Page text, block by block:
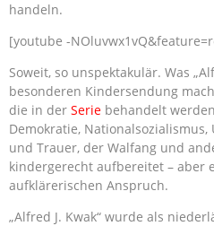
handeln.
[youtube -
Soweit, so unspektakulär. Was
besonderen Kindersendung
die in der Serie behandelt
Demokratie, Nationalsozialismus,
und Trauer, der Walfang und
kindergerecht aufbereitet – aber
aufklärerischen Anspruch.
„Alfred J. Kwak“ wurde als